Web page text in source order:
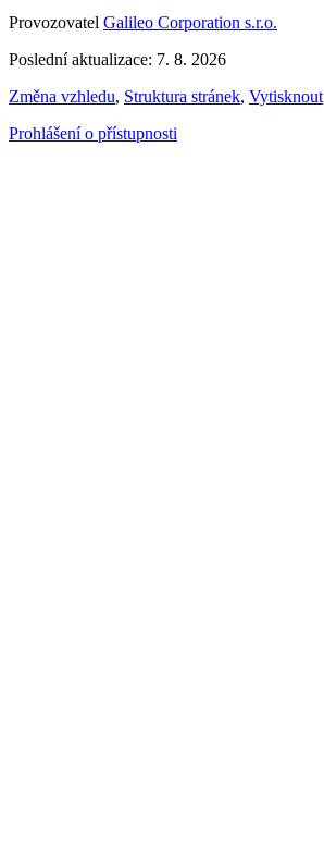
Provozovatel Galileo Corporation s.r.o.
Poslední aktualizace: 7. 8. 2026
Změna vzhledu, Struktura stránek, Vytisknout
Prohlášení o přístupnosti